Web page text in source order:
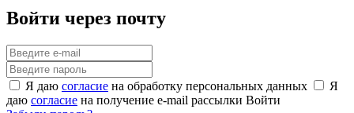
Войти через почту
Я даю согласие на обработку персональных данных
Я
даю согласие на получение e-mail рассылки Войти